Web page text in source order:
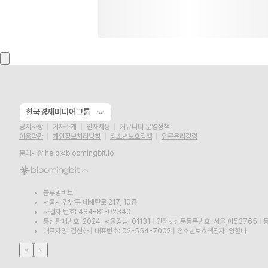
한국경제미디어그룹
공지사항 기자소개 인재채용
커뮤니티 운영정책
이용약관
개인정보처리방침 청소년보호정책
언론윤리강령
문의사항 help@bloomingbit.io
블루밍비트
서울시 강남구 테헤란로 217, 10층
사업자 번호: 484-81-02340
통신판매번호: 2024-서울강남-01131
인터넷신문등록번호: 서울,아53765
대표자명: 김산하
대표번호: 02-554-7002 청소년보호책임자: 양한나